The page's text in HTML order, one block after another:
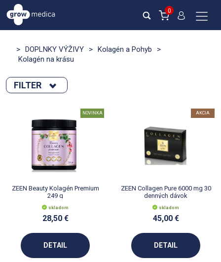
0
> DOPLNKY VÝŽIVY > Kolagén a Pohyb
>
Kolagén na krásu
FILTER
novinka
Výpredaj
Novinka
NOVINKA
ZEEN Beauty Kolagén Premium
249 g
skladom
28,50 €
DETAIL
AKCIA
ZEEN Collagen Pure 6000 mg 30
denných dávok
skladom
45,00 €
DETAIL